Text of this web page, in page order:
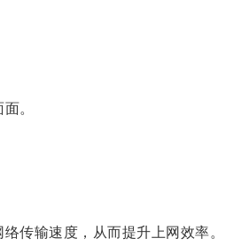
。
传输速度，从而提升上网效率。